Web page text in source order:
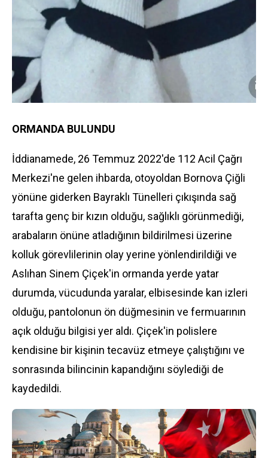
ORMANDA BULUNDU
İddianamede, 26 Temmuz 2022'de 112 Acil Çağrı
Merkezi'ne gelen ihbarda, otoyoldan Bornova Çiğli
yönüne giderken Bayraklı Tünelleri çıkışında sağ
tarafta genç bir kızın olduğu, sağlıklı görünmediği,
arabaların önüne atladığının bildirilmesi üzerine
kolluk görevlilerinin olay yerine yönlendirildiği ve
Aslıhan Sinem Çiçek'in ormanda yerde yatar
durumda, vücudunda yaralar, elbisesinde kan izleri
olduğu, pantolonun ön düğmesinin ve fermuarının
açık olduğu bilgisi yer aldı. Çiçek'in polislere
kendisine bir kişinin tecavüz etmeye çalıştığını ve
sonrasında bilincinin kapandığını söylediği de
kaydedildi.